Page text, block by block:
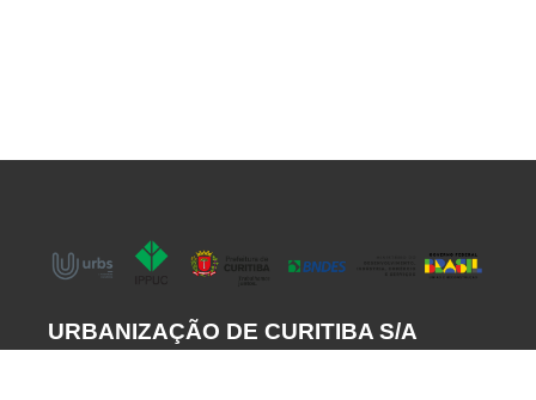
URBANIZAÇÃO DE CURITIBA S/A